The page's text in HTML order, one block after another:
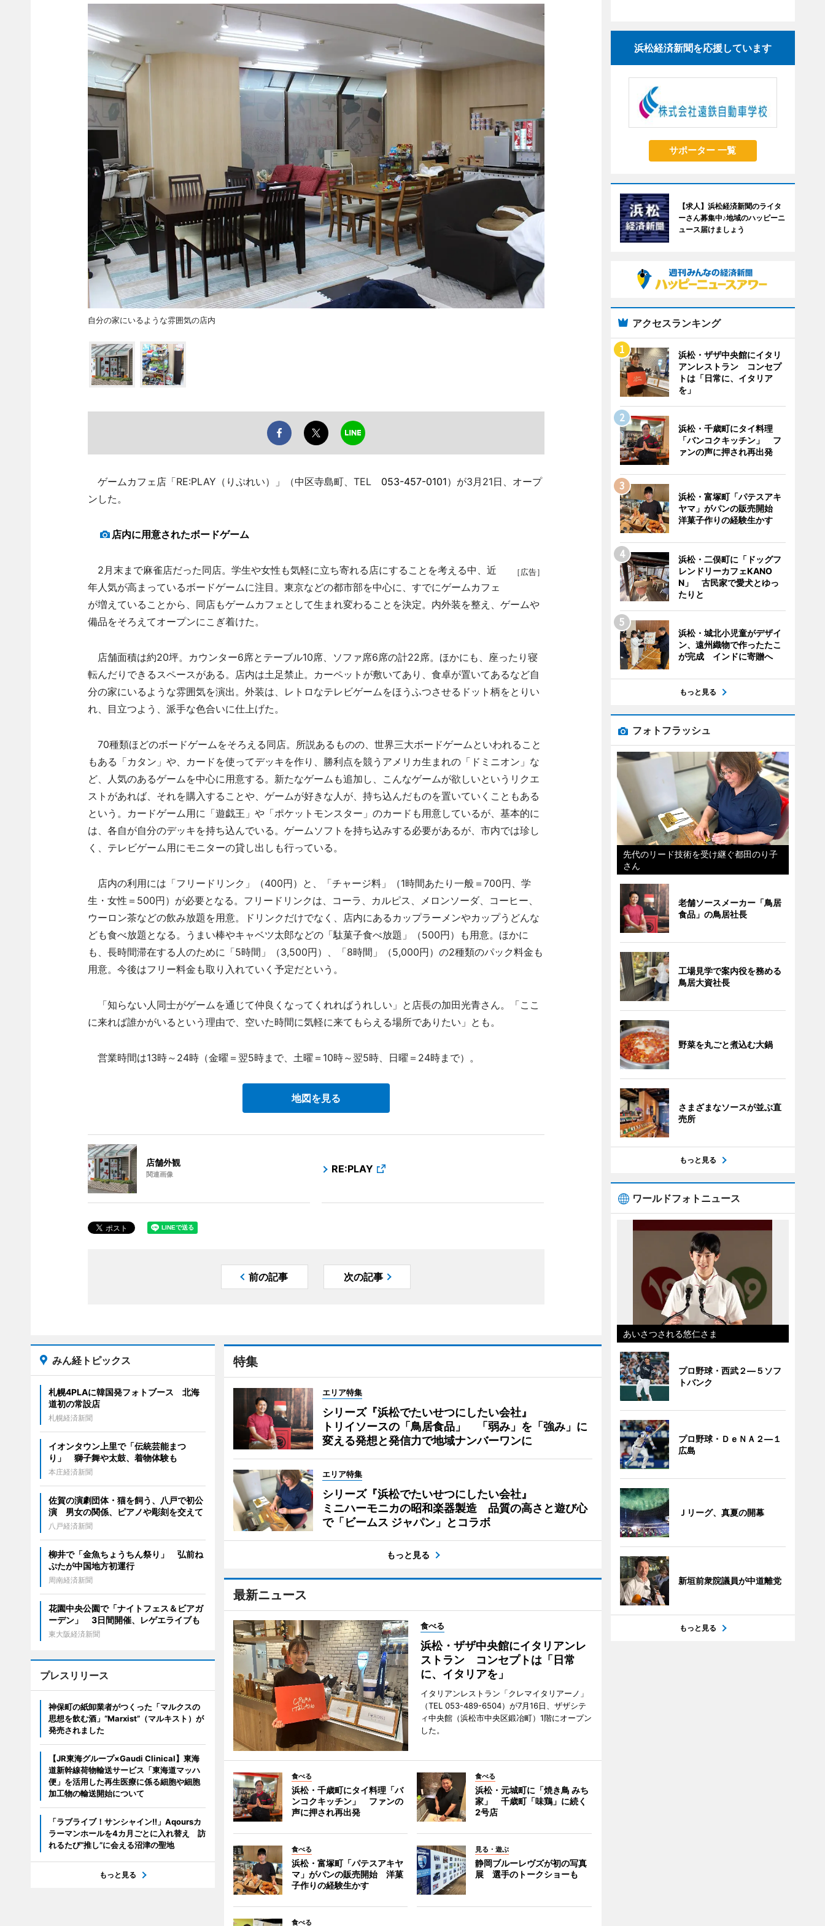
自分の家にいるような雰囲気の店内
ゲームカフェ店「RE:PLAY（りぷれい）」（中区寺島町、TEL 053-457-0101）が3月21日、オープ
ンした。
店内に用意されたボードゲーム
［広告］
2月末まで麻雀店だった同店。学生や女性も気軽に立ち寄れる店にすることを考える中、近
年人気が高まっているボードゲームに注目。東京などの都市部を中心に、すでにゲームカフェ
が増えていることから、同店もゲームカフェとして生まれ変わることを決定。内外装を整え、ゲームや
備品をそろえてオープンにこぎ着けた。
店舗面積は約20坪。カウンター6席とテーブル10席、ソファ席6席の計22席。ほかにも、座ったり寝
転んだりできるスペースがある。店内は土足禁止。カーペットが敷いてあり、食卓が置いてあるなど自
分の家にいるような雰囲気を演出。外装は、レトロなテレビゲームをほうふつさせるドット柄をとりい
れ、目立つよう、派手な色合いに仕上げた。
70種類ほどのボードゲームをそろえる同店。所説あるものの、世界三大ボードゲームといわれること
もある「カタン」や、カードを使ってデッキを作り、勝利点を競うアメリカ生まれの「ドミニオン」な
ど、人気のあるゲームを中心に用意する。新たなゲームも追加し、こんなゲームが欲しいというリクエ
ストがあれば、それを購入することや、ゲームが好きな人が、持ち込んだものを置いていくこともある
という。カードゲーム用に「遊戯王」や「ポケットモンスター」のカードも用意しているが、基本的に
は、各自が自分のデッキを持ち込んでいる。ゲームソフトを持ち込みする必要があるが、市内では珍し
く、テレビゲーム用にモニターの貸し出しも行っている。
店内の利用には「フリードリンク」（400円）と、「チャージ料」（1時間あたり一般＝700円、学
生・女性＝500円）が必要となる。フリードリンクは、コーラ、カルピス、メロンソーダ、コーヒー、
ウーロン茶などの飲み放題を用意。ドリンクだけでなく、店内にあるカップラーメンやカップうどんな
ども食べ放題となる。うまい棒やキャベツ太郎などの「駄菓子食べ放題」（500円）も用意。ほかに
も、長時間滞在する人のために「5時間」（3,500円）、「8時間」（5,000円）の2種類のパック料金も
用意。今後はフリー料金も取り入れていく予定だという。
「知らない人同士がゲームを通じて仲良くなってくれればうれしい」と店長の加田光青さん。「ここ
に来れば誰かがいるという理由で、空いた時間に気軽に来てもらえる場所でありたい」とも。
営業時間は13時～24時（金曜＝翌5時まで、土曜＝10時～翌5時、日曜＝24時まで）。
地図を見る
店舗外観
関連画像 RE:PLAY
前の記事 次の記事
特集
エリア特集
シリーズ『浜松でたいせつにしたい会社』
トリイソースの「鳥居食品」 「弱み」を「強み」に
変える発想と発信力で地域ナンバーワンに
エリア特集
シリーズ『浜松でたいせつにしたい会社』
ミニハーモニカの昭和楽器製造 品質の高さと遊び心
で「ビームス ジャパン」とコラボ
もっと見る
最新ニュース
食べる
浜松・ザザ中央館にイタリアンレ
ストラン コンセプトは「日常
に、イタリアを」
イタリアンレストラン「クレマイタリアーノ」
（TEL 053-489-6504）が7月16日、ザザシテ
ィ中央館（浜松市中央区鍛冶町）1階にオープン
した。
食べる
浜松・千歳町にタイ料理「バ
ンコクキッチン」 ファンの
声に押され再出発
食べる
浜松・元城町に「焼き鳥 みち
家」 千歳町「味鶏」に続く
2号店
食べる
浜松・富塚町「パテスアキヤ
マ」がパンの販売開始 洋菓
子作りの経験生かす
見る・遊ぶ
静岡ブルーレヴズが初の写真
展 選手のトークショーも
食べる
みん経トピックス
札幌4PLAに韓国発フォトブース 北海
道初の常設店
札幌経済新聞
イオンタウン上里で「伝統芸能まつ
り」 獅子舞や太鼓、着物体験も
本庄経済新聞
佐賀の演劇団体・猫を飼う、八戸で初公
演 男女の関係、ピアノや彫刻を交えて
八戸経済新聞
柳井で「金魚ちょうちん祭り」 弘前ね
ぷたが中国地方初運行
周南経済新聞
花園中央公園で「ナイトフェス＆ビアガ
ーデン」 3日間開催、レゲエライブも
東大阪経済新聞
プレスリリース
神保町の紙卸業者がつくった「マルクスの
思想を飲む酒」“Marxist”（マルキスト）が
発売されました
【JR東海グループ×Gaudi Clinical】東海
道新幹線荷物輸送サービス「東海道マッハ
便」を活用した再生医療に係る細胞や細胞
加工物の輸送開始について
「ラブライブ！サンシャイン!!」Aqoursカ
ラーマンホールを4カ月ごとに入れ替え 訪
れるたび“推し”に会える沼津の聖地
もっと見る
浜松経済新聞を応援しています
サポーター 一覧
【求人】浜松経済新聞のライタ
ーさん募集中♪地域のハッピーニ
ュース届けましょう
アクセスランキング
浜松・ザザ中央館にイタリ
アンレストラン コンセプ
トは「日常に、イタリア
を」
浜松・千歳町にタイ料理
「バンコクキッチン」 フ
ァンの声に押され再出発
浜松・富塚町「パテスアキ
ヤマ」がパンの販売開始
洋菓子作りの経験生かす
浜松・二俣町に「ドッグフ
レンドリーカフェKANO
N」 古民家で愛犬とゆっ
たりと
浜松・城北小児童がデザイ
ン、遠州織物で作ったたこ
が完成 インドに寄贈へ
もっと見る
フォトフラッシュ
先代のリード技術を受け継ぐ都田のり子
さん
老舗ソースメーカー「鳥居
食品」の鳥居社長
工場見学で案内役を務める
鳥居大資社長
野菜を丸ごと煮込む大鍋
さまざまなソースが並ぶ直
売所
もっと見る
ワールドフォトニュース
あいさつされる悠仁さま
プロ野球・西武２―５ソフ
トバンク
プロ野球・ＤｅＮＡ２―１
広島
Ｊリーグ、真夏の開幕
新垣前衆院議員が中道離党
もっと見る